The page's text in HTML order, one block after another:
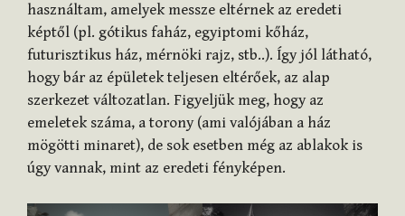
használtam, amelyek messze eltérnek az eredeti
képtől (pl. gótikus faház, egyiptomi kőház,
futurisztikus ház, mérnöki rajz, stb..). Így jól látható,
hogy bár az épületek teljesen eltérőek, az alap
szerkezet változatlan. Figyeljük meg, hogy az
emeletek száma, a torony (ami valójában a ház
mögötti minaret), de sok esetben még az ablakok is
úgy vannak, mint az eredeti fényképen.